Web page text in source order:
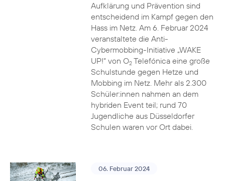
Aufklärung und Prävention sind
entscheidend im Kampf gegen den
Hass im Netz. Am 6. Februar 2024
veranstaltete die Anti-
Cybermobbing-Initiative „WAKE
UP!“ von O2Telefónica eine große
Schulstunde gegen Hetze und
Mobbing im Netz. Mehr als 2.300
Schüler:innen nahmen an dem
hybriden Event teil; rund 70
Jugendliche aus Düsseldorfer
Schulen waren vor Ort dabei.
06. Februar 2024